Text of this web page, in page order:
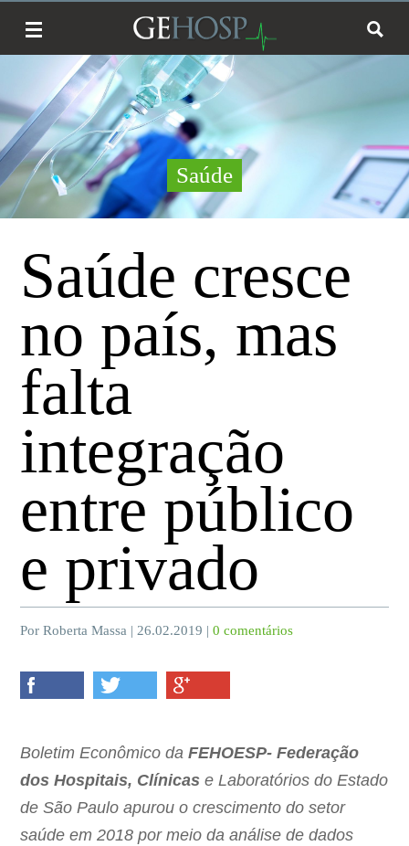
Saúde
Saúde cresce
no país, mas
falta
integração
entre público
e privado
Por Roberta Massa | 26.02.2019 |0 comentários
Boletim Econômico da FEHOESP- Federação
dos Hospitais, Clínicase Laboratórios do Estado
de São Paulo apurou o crescimento do setor
saúde em 2018 por meio da análise de dados